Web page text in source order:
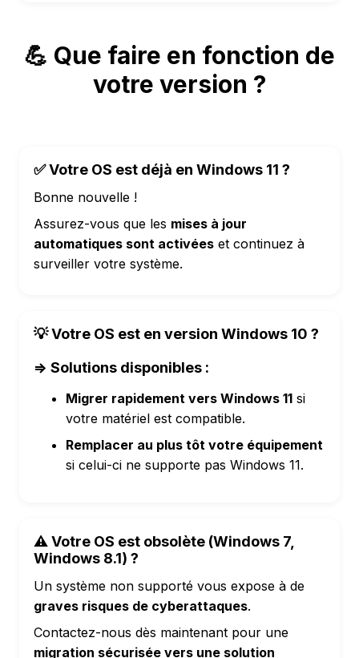
💪 Que faire en fonction de
votre version ?
✅ Votre OS est déjà en Windows 11 ?
Bonne nouvelle !
Assurez-vous que les mises à jour
automatiques sont activées et continuez à
surveiller votre système.
💡 Votre OS est en version Windows 10 ?
=> Solutions disponibles :
Migrer rapidement vers Windows 11 si
votre matériel est compatible.
Remplacer au plus tôt votre équipement
si celui-ci ne supporte pas Windows 11.
⚠️ Votre OS est obsolète (Windows 7,
Windows 8.1) ?
Un système non supporté vous expose à de
graves risques de cyberattaques.
Contactez-nous dès maintenant pour une
migration sécurisée vers une solution